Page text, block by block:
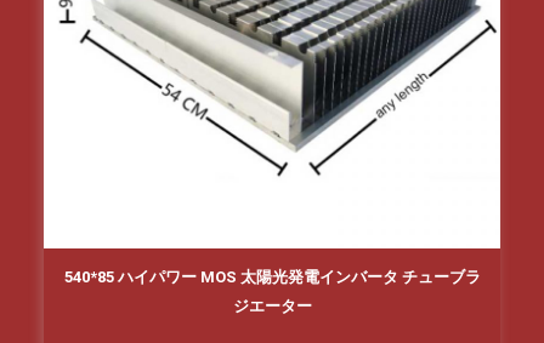
540*85 ハイパワー MOS 太陽光発電インバータ チューブラ
ジエーター